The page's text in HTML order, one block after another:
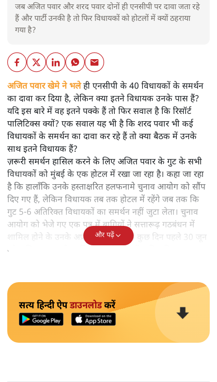
जब अजित पवार और शरद पवार दोनों ही एनसीपी पर दावा जता रहे
हैं और पार्टी उनकी है तो फिर विधायकों को होटलों में क्यों ठहराया
गया है?
अजित पवार खेमे ने भलेही एनसीपी के 40 विधायकों के समर्थन
का दावा कर दिया है, लेकिन क्या इतने विधायक उनके पास हैं?
यदि इस बारे में वह इतने पक्के हैं तो फिर सवाल है कि रिसॉर्ट
पालिटिक्स क्यों? एक सवाल यह भी है कि शरद पवार भी कई
विधायकों के समर्थन का दावा कर रहे हैं तो क्या बैठक में उनके
साथ इतने विधायक हैं?
ज़रूरी समर्थन हासिल करने के लिए अजित पवार के गुट के सभी
विधायकों को मुंबई के एक होटल में रखा जा रहा है। कहा जा रहा
है कि हालाँकि उनके हस्ताक्षरित हलफनामे चुनाव आयोग को सौंप
दिए गए हैं, लेकिन विधायक तब तक होटल में रहेंगे जब तक कि
गुट 5-6 अतिरिक्त विधायकों का समर्थन नहीं जुटा लेता। चुनाव
आयोग को भेजे गए एक पत्र में बागियों ने सत्तारूढ़ गठबंधन में
शामिल होने के उनके अप्रत्याशित कदम से कुछ दिन पहले 30 जून
को अजित पवार को पार्टी अध्यक्ष के रूप में नामित किया था।
और पढ़ें
सत्य हिन्दी ऐपडाउनलोडकरें